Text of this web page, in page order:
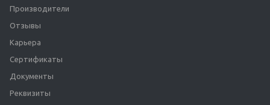
Производители
Отзывы
Карьера
Сертификаты
Документы
Реквизиты